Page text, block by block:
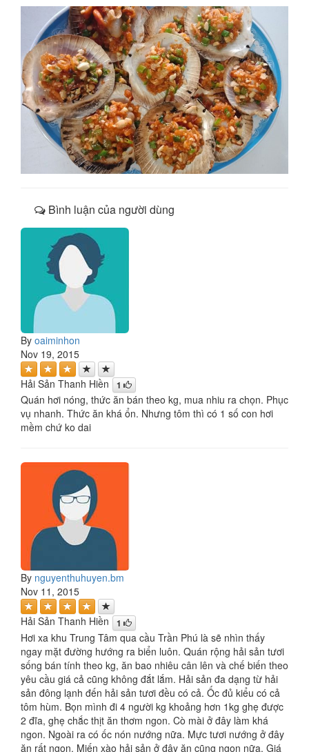
Bình luận của người dùng
By oaiminhon
Nov 19, 2015
Hải Sản Thanh Hiền 1
Quán hơi nóng, thức ăn bán theo kg, mua nhiu ra chọn. Phục
vụ nhanh. Thức ăn khá ổn. Nhưng tôm thì có 1 số con hơi
mềm chứ ko dai
By nguyenthuhuyen.bm
Nov 11, 2015
Hải Sản Thanh Hiền 1
Hơi xa khu Trung Tâm qua cầu Trần Phú là sẽ nhìn thấy
ngay mặt đường hướng ra biển luôn. Quán rộng hải sản tươi
sống bán tính theo kg, ăn bao nhiêu cân lên và chế biến theo
yêu cầu giá cả cũng không đắt lắm. Hải sản đa dạng từ hải
sản đông lạnh đến hải sản tươi đều có cả. Ốc đủ kiểu có cả
tôm hùm. Bọn mình đi 4 người kg khoảng hơn 1kg ghẹ được
2 đĩa, ghẹ chắc thịt ăn thơm ngon. Cò mài ở đây làm khá
ngon. Ngoài ra có ốc nón nướng nữa. Mực tươi nướng ở đây
ăn rất ngon. Miến xào hải sản ở đây ăn cũng ngon nữa. Giá